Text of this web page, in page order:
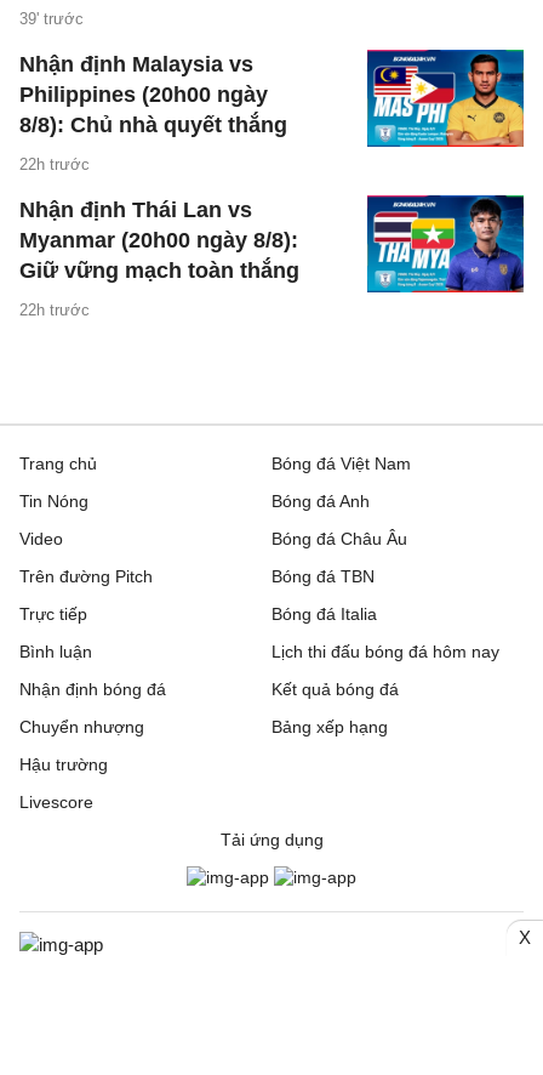
39' trước
Nhận định Malaysia vs
Philippines (20h00 ngày
8/8): Chủ nhà quyết thắng
22h trước
Nhận định Thái Lan vs
Myanmar (20h00 ngày 8/8):
Giữ vững mạch toàn thắng
22h trước
Trang chủ
Tin Nóng
Video
Trên đường Pitch
Trực tiếp
Bóng đá Việt Nam
Bóng đá Anh
Bóng đá Châu Âu
Bóng đá TBN
Bóng đá Italia
Bình luận
Nhận định bóng đá
Chuyển nhượng
Hậu trường
Livescore
Lịch thi đấu bóng đá hôm nay
Kết quả bóng đá
Bảng xếp hạng
Tải ứng dụng
X